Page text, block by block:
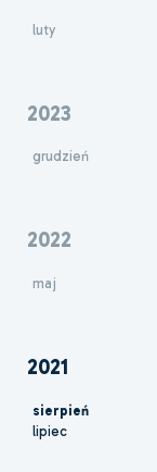
luty
2023
grudzień
2022
maj
2021
sierpień
lipiec